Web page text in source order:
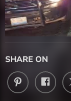
SHARE ON